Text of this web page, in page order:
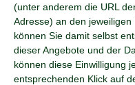
(unter anderem die URL
Adresse) an den
können Sie damit selbst
dieser Angebote und der
können diese Einwilligung
entsprechenden Klick auf